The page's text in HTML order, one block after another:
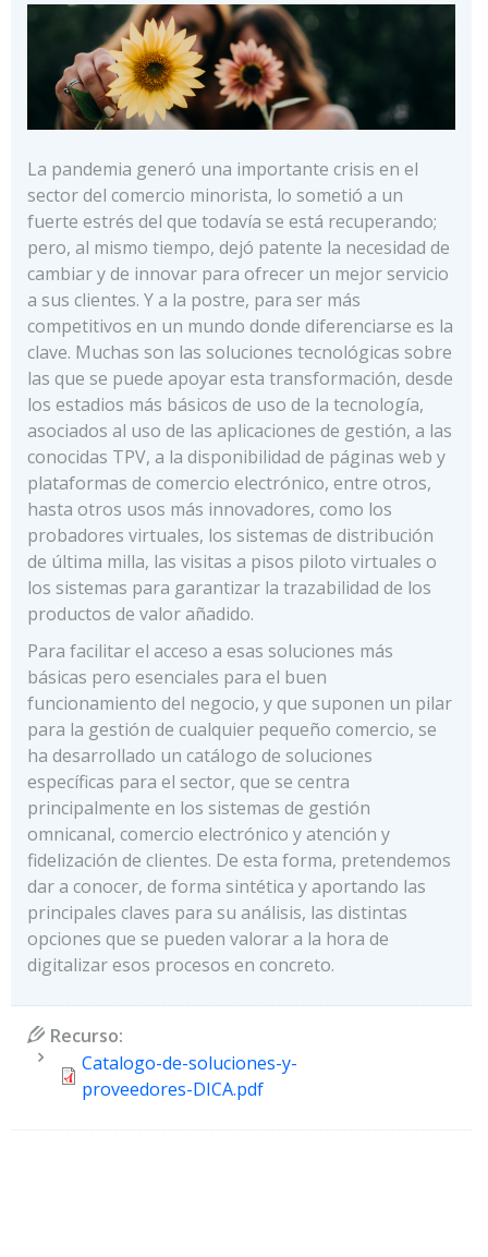
La pandemia generó una importante crisis en el
sector del comercio minorista, lo sometió a un
fuerte estrés del que todavía se está recuperando;
pero, al mismo tiempo, dejó patente la necesidad de
cambiar y de innovar para ofrecer un mejor servicio
a sus clientes. Y a la postre, para ser más
competitivos en un mundo donde diferenciarse es la
clave. Muchas son las soluciones tecnológicas sobre
las que se puede apoyar esta transformación, desde
los estadios más básicos de uso de la tecnología,
asociados al uso de las aplicaciones de gestión, a las
conocidas TPV, a la disponibilidad de páginas web y
plataformas de comercio electrónico, entre otros,
hasta otros usos más innovadores, como los
probadores virtuales, los sistemas de distribución
de última milla, las visitas a pisos piloto virtuales o
los sistemas para garantizar la trazabilidad de los
productos de valor añadido.
Para facilitar el acceso a esas soluciones más
básicas pero esenciales para el buen
funcionamiento del negocio, y que suponen un pilar
para la gestión de cualquier pequeño comercio, se
ha desarrollado un catálogo de soluciones
específicas para el sector, que se centra
principalmente en los sistemas de gestión
omnicanal, comercio electrónico y atención y
fidelización de clientes. De esta forma, pretendemos
dar a conocer, de forma sintética y aportando las
principales claves para su análisis, las distintas
opciones que se pueden valorar a la hora de
digitalizar esos procesos en concreto.
Recurso:
Document
Catalogo-de-soluciones-y-
proveedores-DICA.pdf